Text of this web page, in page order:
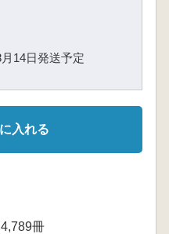
14日発送予定
入れる
冊